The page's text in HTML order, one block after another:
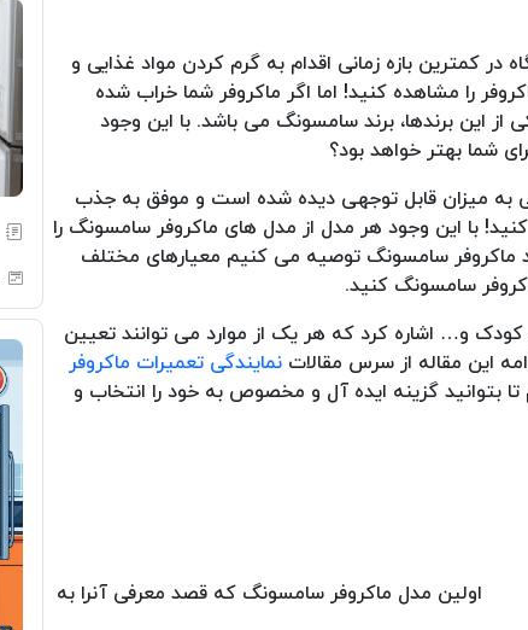
در کمترین بازه زمانی اقدام به گرم کردن مواد غذایی و
را مشاهده کنید! اما اگر ماکروفر شما خراب شده
این برندها، برند سامسونگ می باشد. با این وجود
شما بهتر خواهد بود؟
به میزان قابل توجهی دیده شده است و موفق به جذب
با این وجود هر مدل از مدل های ماکروفر سامسونگ را
ماکروفر سامسونگ توصیه می کنیم معیارهای مختلف
سامسونگ کنید.
کودک و… اشاره کرد که هر یک از موارد می توانند تعیین
این مقاله از سرس مقالات نمایندگی تعمیرات ماکروفر
بتوانید گزینه ایده آل و مخصوص به خود را انتخاب و
اولین مدل ماکروفر سامسونگ که قصد معرفی آنرا به